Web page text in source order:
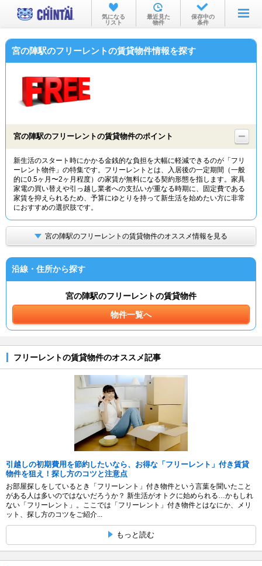
お部屋を探す
沿線・駅から
物件特集から
TOP
気になる
リスト
最近見た
物件
保存中の
条件
宮の陣駅のフリーレントの賃貸物件情報を探す
宮の陣駅のフリーレントの賃貸物件のポイント
新生活のスタート時にかかる金銭的な負担を大幅に軽減できるのが「フリ
ーレント物件」の特集です。フリーレントとは、入居後の一定期間（一般
的に0.5ヶ月〜2ヶ月程度）の家賃が無料になる契約形態を指します。家具
家電の買い替えや引っ越し業者への支払いが重なる時期に、固定費である
家賃を抑えられるため、予算にゆとりを持って新生活を始めたい方に非常
におすすめの選択肢です。
宮の陣駅のフリーレントの賃貸物件のオススメ情報を見る
沿線・住所から探す
宮の陣駅のフリーレントの賃貸物件
物件一覧へ
フリーレントの賃貸物件のオススメ記事
引越しの初期費用を節約したいなら、お得な「フリーレント」付き賃貸
物件を狙え！探し方のコツと注意点
お部屋探しをしているとき「フリーレント」付き物件という言葉を聞いたこと
がある人は多いのではないだろうか？ 新生活がオトクに始められる…かもしれ
ない「フリーレント」。ここでは「フリーレント」付き物件とはなにか、メリ
ット、探し方のコツをご紹介...
もっと読む